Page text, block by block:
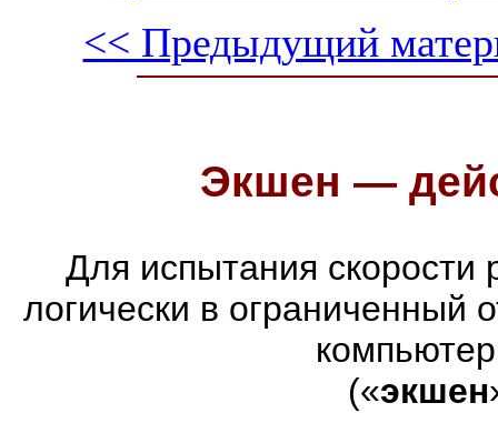
<< Предыдущий
Экшен —
Для испытания скорости
логически в ограниченный
(«экшен